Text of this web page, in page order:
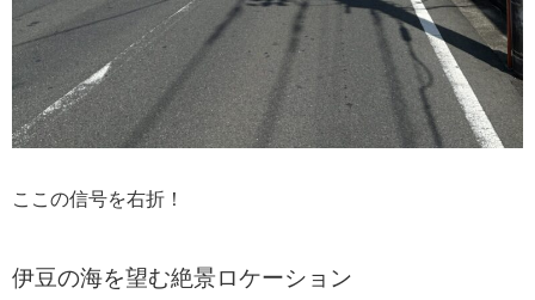
ここの信号を右折！
伊豆の海を望む絶景ロケーション